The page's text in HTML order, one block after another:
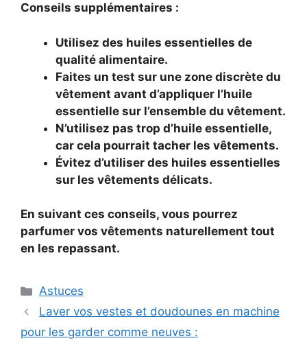
Conseils supplémentaires :
Utilisez des huiles essentielles de
qualité alimentaire.
Faites un test sur une zone discrète du
vêtement avant d’appliquer l’huile
essentielle sur l’ensemble du vêtement.
N’utilisez pas trop d’huile essentielle,
car cela pourrait tacher les vêtements.
Évitez d’utiliser des huiles essentielles
sur les vêtements délicats.
En suivant ces conseils, vous pourrez
parfumer vos vêtements naturellement tout
en les repassant.
Categories
Astuces
Laver vos vestes et doudounes en machine
pour les garder comme neuves :